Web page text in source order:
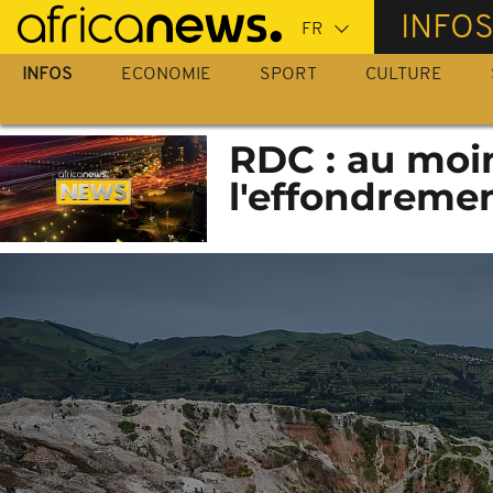
Passer
au
contenu
INFOS
INFOS ECONOMIE SPORT CULTURE
RDC : au